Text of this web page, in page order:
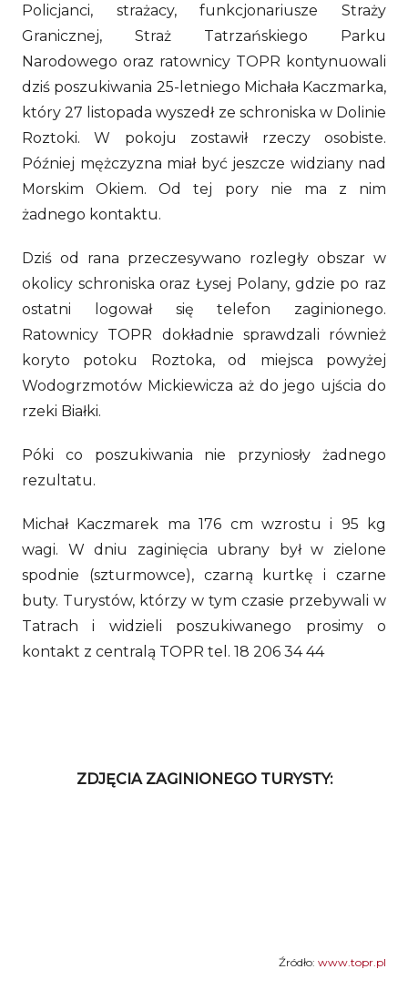
Policjanci, strażacy, funkcjonariusze Straży
Granicznej, Straż Tatrzańskiego Parku
Narodowego oraz ratownicy TOPR kontynuowali
dziś poszukiwania 25-letniego Michała Kaczmarka,
który 27 listopada wyszedł ze schroniska w Dolinie
Roztoki. W pokoju zostawił rzeczy osobiste.
Później mężczyzna miał być jeszcze widziany nad
Morskim Okiem. Od tej pory nie ma z nim
żadnego kontaktu.
Dziś od rana przeczesywano rozległy obszar w
okolicy schroniska oraz Łysej Polany, gdzie po raz
ostatni logował się telefon zaginionego.
Ratownicy TOPR dokładnie sprawdzali również
koryto potoku Roztoka, od miejsca powyżej
Wodogrzmotów Mickiewicza aż do jego ujścia do
rzeki Białki.
Póki co poszukiwania nie przyniosły żadnego
rezultatu.
Michał Kaczmarek ma 176 cm wzrostu i 95 kg
wagi. W dniu zaginięcia ubrany był w zielone
spodnie (szturmowce), czarną kurtkę i czarne
buty. Turystów, którzy w tym czasie przebywali w
Tatrach i widzieli poszukiwanego prosimy o
kontakt z centralą TOPR tel. 18 206 34 44
ZDJĘCIA ZAGINIONEGO TURYSTY:
Źródło: www.topr.pl